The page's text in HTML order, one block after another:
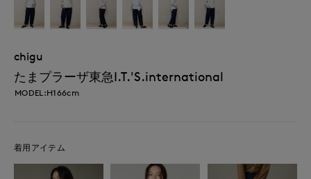
chigu
たまプラーザ東急I.T.'S.international
MODEL:H166cm
着用アイテム